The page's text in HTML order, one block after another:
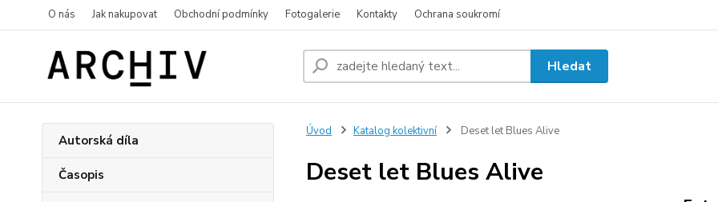
O nás Jak nakupovat Obchodní podmínky Fotogalerie Kontakty Ochrana soukromí
Hledat
Autorská díla
Časopis
Úvod Katalog kolektivní Deset let Blues Alive
Deset let Blues Alive